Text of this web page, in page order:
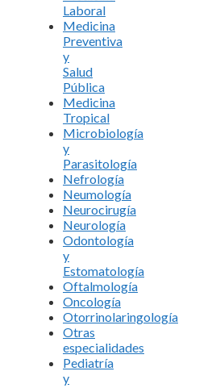
Laboral
Medicina
Preventiva
y
Salud
Pública
Medicina
Tropical
Microbiología
y
Parasitología
Nefrología
Neumología
Neurocirugía
Neurología
Odontología
y
Estomatología
Oftalmología
Oncología
Otorrinolaringología
Otras
especialidades
Pediatría
y